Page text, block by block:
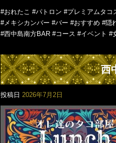
#おれたこ #パトロン #プレミアムタ
#メキシカンバー #バー #おすすめ #隠
#西中島南方BAR #コース #イベント
西
投稿日 2026年7月2日